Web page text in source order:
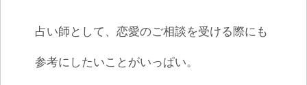
占い師として、恋愛のご相談を受ける際にも
参考にしたいことがいっぱい。